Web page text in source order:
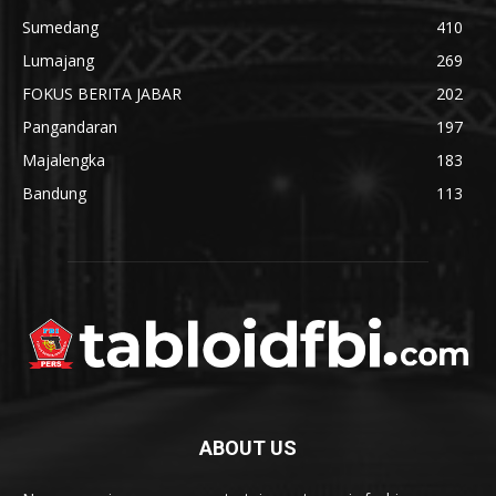
Sumedang
410
Lumajang
269
FOKUS BERITA JABAR
202
Pangandaran
197
Majalengka
183
Bandung
113
ABOUT US